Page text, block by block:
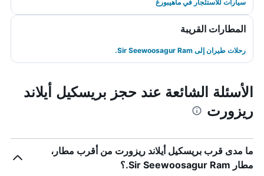
سيارات للاستئجار في ماهيبورغ
المطارات القريبة
رحلات طيران إلى Sir Seewoosagur Ram.
الأسئلة الشائعة عند حجز بريسكيل أيلاند
ريزورت
ما مدى قرب بريسكيل أيلاند ريزورت من أقرب مطار،
مطار Sir Seewoosagur Ram.؟